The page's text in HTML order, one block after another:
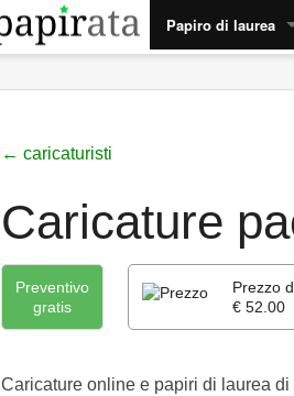
Papiro di laurea
Esempio papiri
Tutto sul papiro →
← caricaturisti
Caricature
Preventivo
gratis
Prezzo
€ 52.00
Caricature online e papiri di laurea